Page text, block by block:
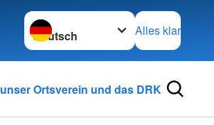
Sprache wechseln zu
Alles klar
unser Ortsverein und das DRK